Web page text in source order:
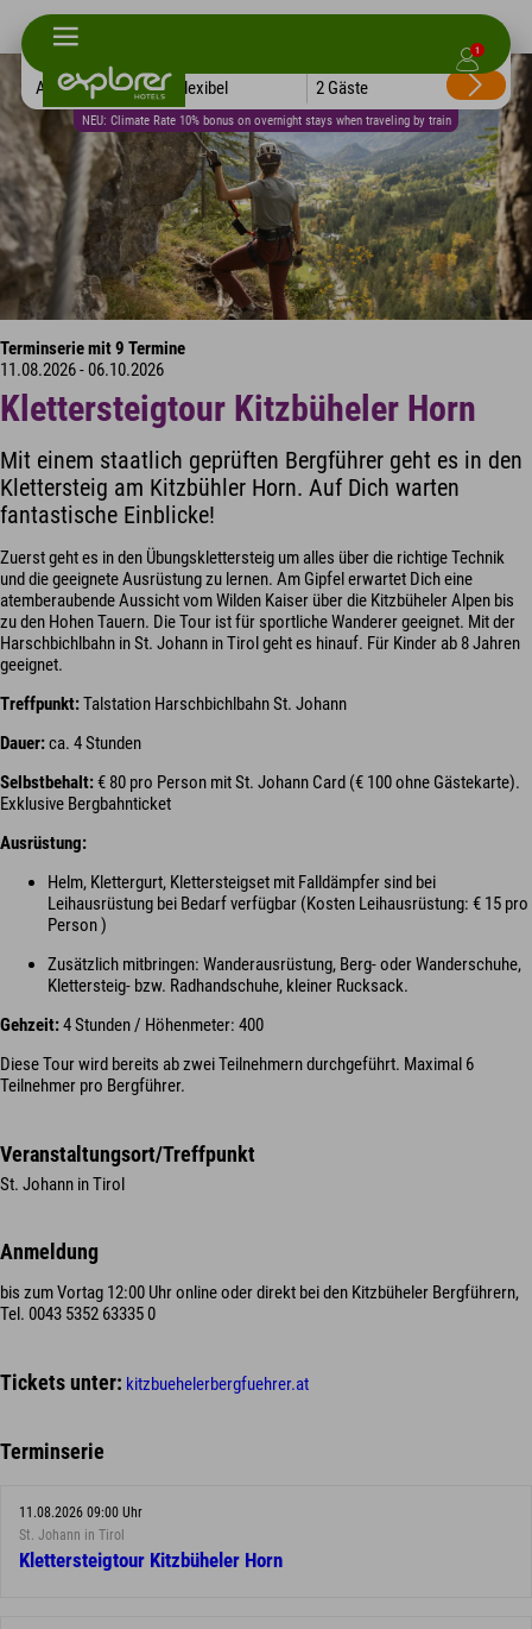
1
NEU: Climate Rate 10% bonus on overnight stays when traveling by train
Alle Hotels Flexibel 2 Gäste
Terminserie mit 9 Termine
11.08.2026 - 06.10.2026
Klettersteigtour Kitzbüheler Horn
Mit einem staatlich geprüften Bergführer geht es in den
Klettersteig am Kitzbühler Horn. Auf Dich warten
fantastische Einblicke!
Zuerst geht es in den Übungsklettersteig um alles über die richtige Technik
und die geeignete Ausrüstung zu lernen. Am Gipfel erwartet Dich eine
atemberaubende Aussicht vom Wilden Kaiser über die Kitzbüheler Alpen bis
zu den Hohen Tauern. Die Tour ist für sportliche Wanderer geeignet. Mit der
Harschbichlbahn in St. Johann in Tirol geht es hinauf. Für Kinder ab 8 Jahren
geeignet.
Treffpunkt:Talstation Harschbichlbahn St. Johann
Dauer:ca. 4 Stunden
Selbstbehalt:€ 80 pro Person mit St. Johann Card (€ 100 ohne Gästekarte).
Exklusive Bergbahnticket
Ausrüstung:
Helm, Klettergurt, Klettersteigset mit Falldämpfer sind bei
Leihausrüstung bei Bedarf verfügbar (Kosten Leihausrüstung: € 15 pro
Person )
Zusätzlich mitbringen: Wanderausrüstung, Berg- oder Wanderschuhe,
Klettersteig- bzw. Radhandschuhe, kleiner Rucksack.
Gehzeit:4 Stunden / Höhenmeter: 400
Diese Tour wird bereits ab zwei Teilnehmern durchgeführt. Maximal 6
Teilnehmer pro Bergführer.
Veranstaltungsort/Treffpunkt
St. Johann in Tirol
Anmeldung
bis zum Vortag 12:00 Uhr online oder direkt bei den Kitzbüheler Bergführern,
Tel. 0043 5352 63335 0
Tickets unter: kitzbuehelerbergfuehrer.at
Terminserie
11.08.2026 09:00 Uhr
St. Johann in Tirol
Klettersteigtour Kitzbüheler Horn